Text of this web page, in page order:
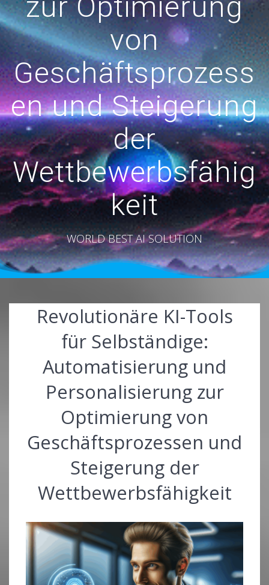
von
Geschäftsprozess
en und Steigerung
der
Wettbewerbsfähig
keit
WORLD BEST AI SOLUTION
Revolutionäre KI-Tools
für Selbständige:
Automatisierung und
Personalisierung zur
Optimierung von
Geschäftsprozessen und
Steigerung der
Wettbewerbsfähigkeit